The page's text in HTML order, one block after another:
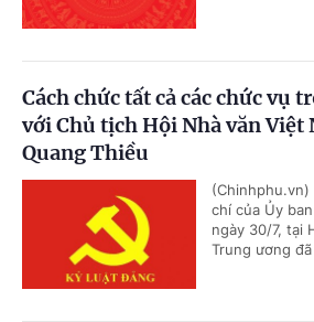
Cách chức tất cả các chức vụ
với Chủ tịch Hội Nhà văn Việt
Quang Thiều
chí của Ủy
ngày 30/7, tại
Trung ương